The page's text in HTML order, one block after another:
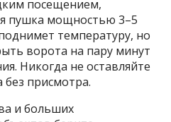
посещением,
пушка мощностью 3–5
температуру, но
ворота на пару минут
Никогда не оставляйте
без присмотра.
и больших